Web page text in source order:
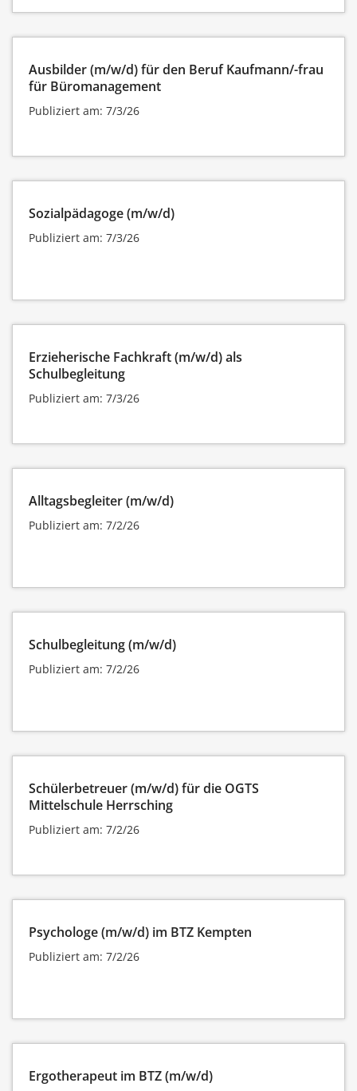
Ausbilder (m/w/d) für den Beruf Kaufmann/-frau
für Büromanagement
Publiziert am: 7/3/26
Sozialpädagoge (m/w/d)
Publiziert am: 7/3/26
Erzieherische Fachkraft (m/w/d) als
Schulbegleitung
Publiziert am: 7/3/26
Alltagsbegleiter (m/w/d)
Publiziert am: 7/2/26
Schulbegleitung (m/w/d)
Publiziert am: 7/2/26
Schülerbetreuer (m/w/d) für die OGTS
Mittelschule Herrsching
Publiziert am: 7/2/26
Psychologe (m/w/d) im BTZ Kempten
Publiziert am: 7/2/26
Ergotherapeut im BTZ (m/w/d)